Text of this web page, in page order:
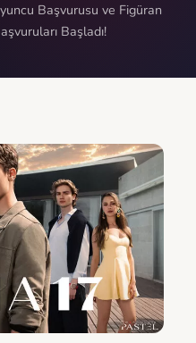
Başvurusu ve Figüran
Başladı!